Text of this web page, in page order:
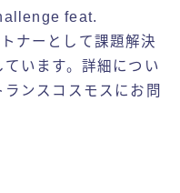
feat.
ナーとして課題解決
います。詳細につい
ンスコスモスにお問